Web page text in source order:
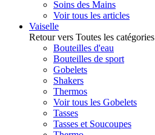
Soins des Mains
Voir tous les articles
Vaiselle
Retour vers Toutes les catégories
Bouteilles d'eau
Bouteilles de sport
Gobelets
Shakers
Thermos
Voir tous les Gobelets
Tasses
Tasses et Soucoupes